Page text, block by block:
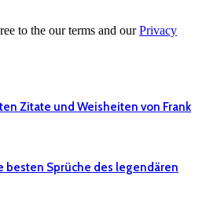
to the our terms and ourPrivacy
Zitate und Weisheiten von Frank
besten Sprüche des legendären